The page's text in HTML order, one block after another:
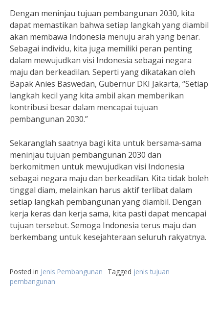
Dengan meninjau tujuan pembangunan 2030, kita
dapat memastikan bahwa setiap langkah yang diambil
akan membawa Indonesia menuju arah yang benar.
Sebagai individu, kita juga memiliki peran penting
dalam mewujudkan visi Indonesia sebagai negara
maju dan berkeadilan. Seperti yang dikatakan oleh
Bapak Anies Baswedan, Gubernur DKI Jakarta, “Setiap
langkah kecil yang kita ambil akan memberikan
kontribusi besar dalam mencapai tujuan
pembangunan 2030.”
Sekaranglah saatnya bagi kita untuk bersama-sama
meninjau tujuan pembangunan 2030 dan
berkomitmen untuk mewujudkan visi Indonesia
sebagai negara maju dan berkeadilan. Kita tidak boleh
tinggal diam, melainkan harus aktif terlibat dalam
setiap langkah pembangunan yang diambil. Dengan
kerja keras dan kerja sama, kita pasti dapat mencapai
tujuan tersebut. Semoga Indonesia terus maju dan
berkembang untuk kesejahteraan seluruh rakyatnya.
Posted in Jenis Pembangunan Tagged jenis tujuan
pembangunan